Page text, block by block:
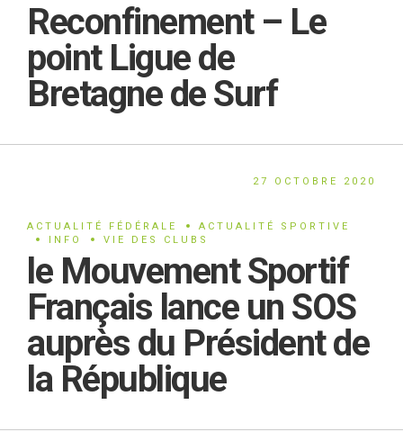
Reconfinement – Le
point Ligue de
Bretagne de Surf
27 OCTOBRE 2020
ACTUALITÉ FÉDÉRALE
ACTUALITÉ SPORTIVE
INFO
VIE DES CLUBS
le Mouvement Sportif
Français lance un SOS
auprès du Président de
la République